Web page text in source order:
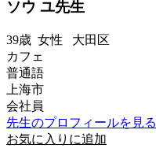
ソウ ユ先生
39歳 女性 大田区
カフェ
普通語
上海市
会社員
先生のプロフィールを見る
お気に入りに追加